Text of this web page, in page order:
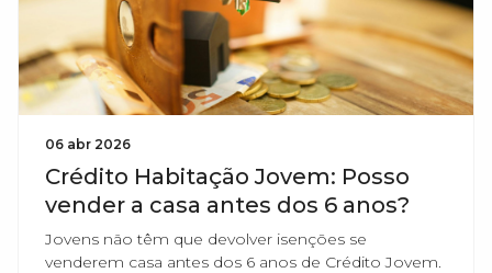
06 abr 2026
Crédito Habitação Jovem: Posso
vender a casa antes dos 6 anos?
Jovens não têm que devolver isenções se
venderem casa antes dos 6 anos de Crédito Jovem.